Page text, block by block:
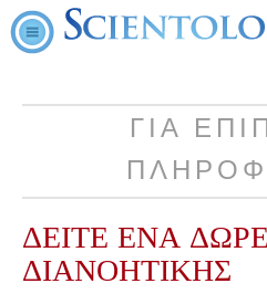
ΓΙΑ
ΔΕΙΤΕ ΕΝΑ
ΔΙΑΝΟΗΤΙΚΗΣ